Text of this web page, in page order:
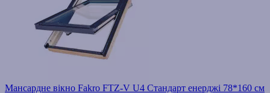
Мансардне вікно Fakro FTZ-V U4 Стандарт енерджі 78*160 см